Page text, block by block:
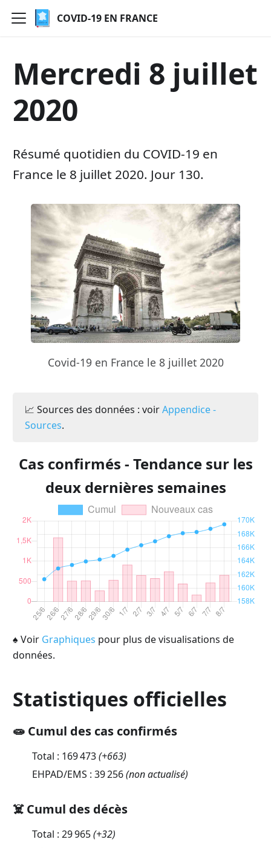
COVID-19 EN FRANCE
Mercredi 8 juillet
2020
Résumé quotidien du COVID-19 en
France le 8 juillet 2020. Jour 130.
Covid-19 en France le 8 juillet 2020
📈 Sources des données : voirAppendice -
Sources.
Cas confirmés - Tendance sur les
deux dernières semaines
♠ Voir Graphiques pour plus de visualisations de
données.
Statistiques officielles
🧫 Cumul des cas confirmés
Total : 169 473(+663)
EHPAD/EMS : 39 256(non actualisé)
☠️ Cumul des décès
Total : 29 965(+32)